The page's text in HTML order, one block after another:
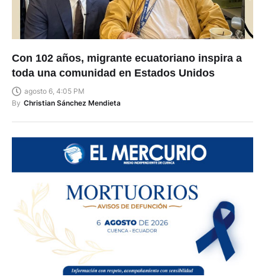
Con 102 años, migrante ecuatoriano inspira a
toda una comunidad en Estados Unidos
agosto 6, 4:05 PM
By Christian Sánchez Mendieta